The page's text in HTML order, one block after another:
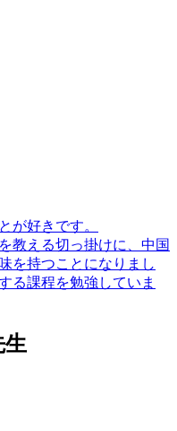
が好きです。
教える切っ掛けに、中国
を持つことになりまし
る課程を勉強していま
生